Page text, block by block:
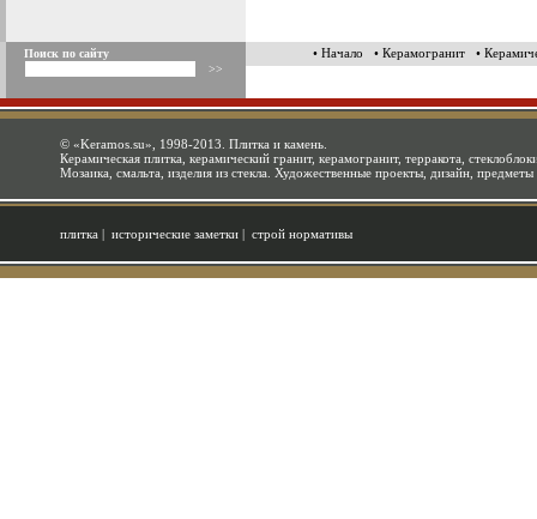
Поиск по сайту • Начало • Керамогранит •
© «Keramos.su» , 1998-2013. Плитка и камень.
Керамическая плитка, керамический гранит, керамогранит, терракота,
Мозаика, смальта, изделия из стекла. Художественные проекты, дизайн, предметы
плитка | исторические заметки | строй нормативы